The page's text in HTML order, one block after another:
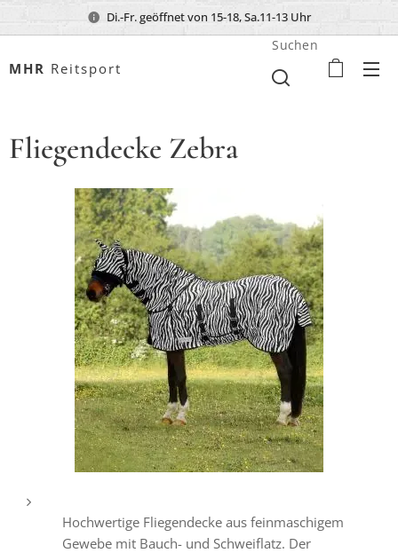
Di.-Fr. geöffnet von 15-18, Sa.11-13 Uhr
MHR Reitsport
Suchen
Fliegendecke Zebra
Hochwertige Fliegendecke aus feinmaschigem
Gewebe mit Bauch- und Schweiflatz. Der